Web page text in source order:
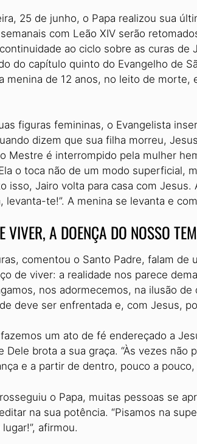
25 de junho, o Papa realizou sua
com Leão XIV serão
ao ciclo sobre as curas de
do capítulo quinto do Evangelho de
menina de 12 anos, no leito de morte,
figuras femininas, o Evangelista
dizem que sua filha morreu,
Mestre é interrompido pela mulher
o toca não de um modo superficial,
isso, Jairo volta para casa com
levanta-te!”. A menina se levanta e
VIVER, A DOENÇA DO NOSSO
comentou o Santo Padre, falam
de viver: a realidade nos parece
nos adormecemos, na ilusão
deve ser enfrentada e, com Jesus,
um ato de fé endereçado a
Dele brota a sua graça. “Às vezes
e a partir de dentro, pouco a pouco,
o Papa, muitas pessoas se
na sua potência. “Pisamos na
afirmou.